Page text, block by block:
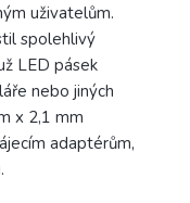
uživatelům.
spolehlivý
LED pásek
nebo jiných
x 2,1 mm
adaptérům,